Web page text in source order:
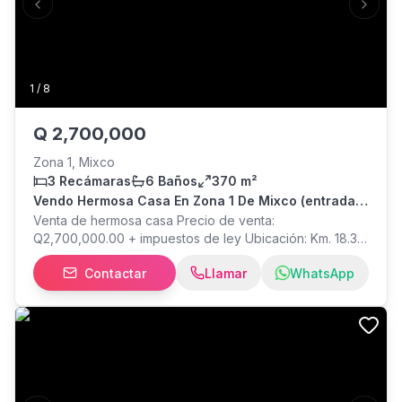
1 / 8
Previous slide Next
Q 2,700,000
Zona 1, Mixco
3 Recámaras
6 Baños
370 m²
Vendo Hermosa Casa En Zona 1 De Mixco (entrada A
San Cristobal)
Venta de hermosa casa Precio de venta:
Q2,700,000.00 + impuestos de ley Ubicación: Km. 18.3
carretera interamericana, Lodecoy, Mixco, residenciales
Bella Vista Área de terreno: 365 m² Área de
construcción: 370 m² Descripción general Hermosa
casa diseñada para ofrecer comodidad, frescura,
Contactar Llamar WhatsApp